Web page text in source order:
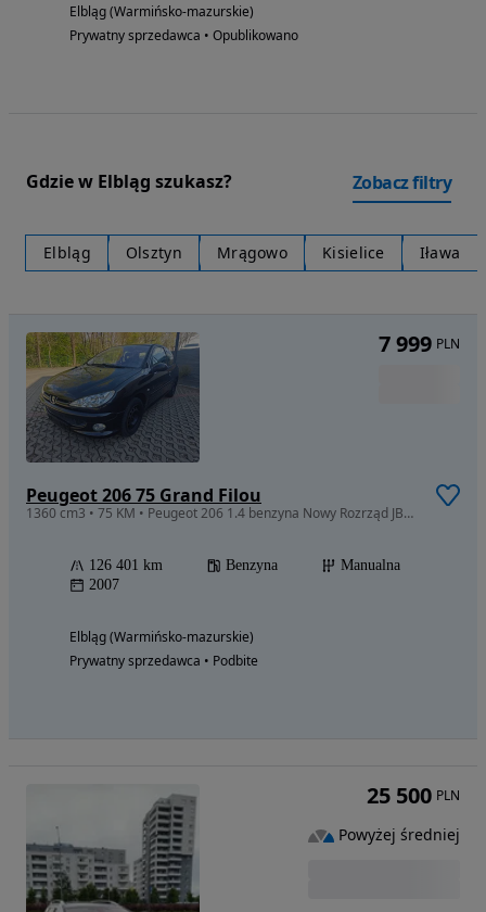
Elbląg (Warmińsko-mazurskie)
Prywatny sprzedawca • Opublikowano
Gdzie w Elbląg szukasz? Zobacz filtry
Elbląg Olsztyn Mrągowo Kisielice Iława
Peugeot 206 75 Grand Filou
1360 cm3 • 75 KM • Peugeot 206 1.4 benzyna Nowy Rozrząd JBL Nagłośnienie
126 401 km Benzyna
Manualna
2007
Elbląg (Warmińsko-mazurskie)
Prywatny sprzedawca • Podbite
7 999 PLN
25 500 PLN
Powyżej średniej